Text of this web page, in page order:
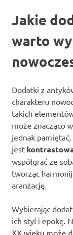
Jakie
warto
Dodatki z
charakteru
takich
może znacząco
jednak
jest
współgrać ze
tworząc
aranżację.
Wybierając
ich styl i epokę.
XX wieku może